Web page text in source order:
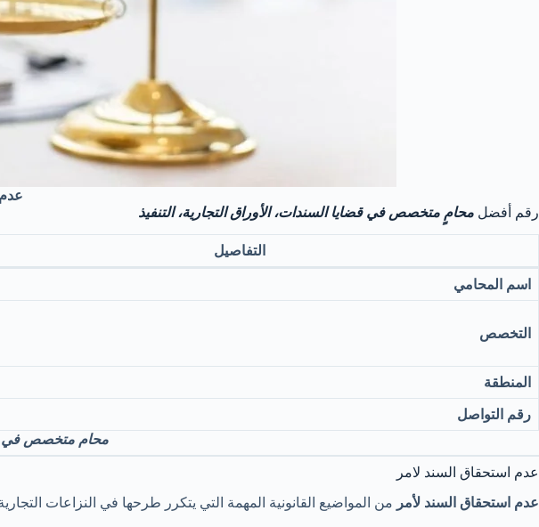
رقم أفضل محامٍ متخصص في قضايا السندات، الأوراق التجارية، التنفيذ
التفاصيل
اسم المحامي
التخصص
المنطقة
رقم التواصل
محامٍ متخصص في
عدم استحقاق السند لامر
عدم استحقاق السند لأمر من المواضيع القانونية المهمة التي يتكرر طرحها في النزاعات التجارية